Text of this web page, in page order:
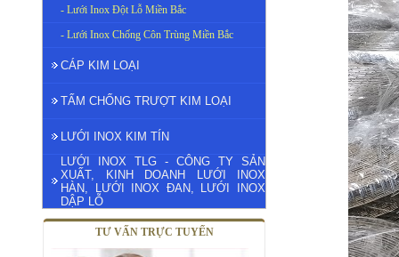
- Lưới Inox Đột Lỗ Miền Bắc
- Lưới Inox Chống Côn Trùng Miền Bắc
CÁP KIM LOẠI
TẤM CHỐNG TRƯỢT KIM LOẠI
LƯỚI INOX KIM TÍN
LƯỚI INOX TLG - CÔNG TY SẢN
XUẤT, KINH DOANH LƯỚI INOX
HÀN, LƯỚI INOX ĐAN, LƯỚI INOX
DẬP LỖ
TƯ VẤN TRỰC TUYẾN